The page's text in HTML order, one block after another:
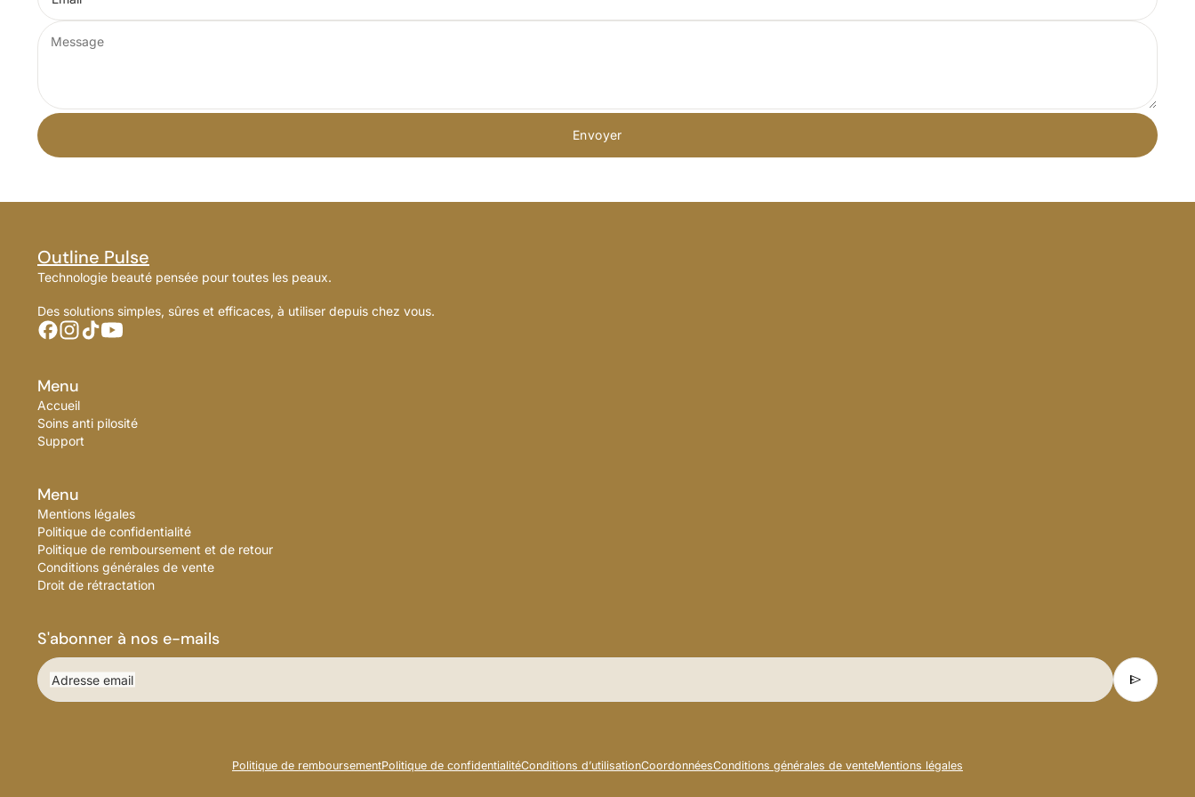
Envoyer
Outline Pulse
Technologie beauté pensée pour toutes les peaux.
Des solutions simples, sûres et efficaces, à utiliser depuis chez vous.
Menu
Accueil
Soins anti pilosité
Support
Menu
Mentions légales
Politique de confidentialité
Politique de remboursement et de retour
Conditions générales de vente
Droit de rétractation
S'abonner à nos e-mails
Adresse email send
Politique de remboursementPolitique de confidentialitéConditions d’utilisationCoordonnéesConditions générales de venteMentions légales